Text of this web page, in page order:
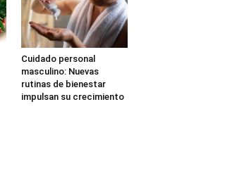
Cuidado personal
masculino: Nuevas
rutinas de bienestar
impulsan su crecimiento